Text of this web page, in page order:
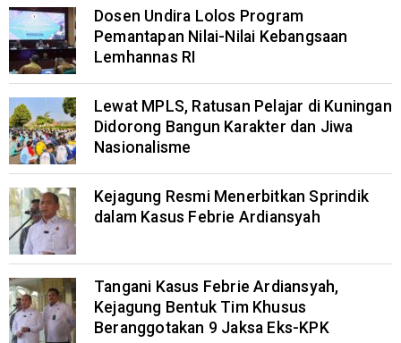
Dosen Undira Lolos Program
Pemantapan Nilai-Nilai Kebangsaan
Lemhannas RI
Lewat MPLS, Ratusan Pelajar di Kuningan
Didorong Bangun Karakter dan Jiwa
Nasionalisme
Kejagung Resmi Menerbitkan Sprindik
dalam Kasus Febrie Ardiansyah
Tangani Kasus Febrie Ardiansyah,
Kejagung Bentuk Tim Khusus
Beranggotakan 9 Jaksa Eks-KPK